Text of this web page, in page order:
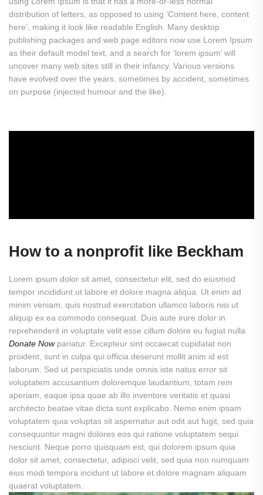
distribution of letters, as opposed to using ‘Content here, content
here’, making it look like readable English. Many desktop
publishing packages and web page editors now use Lorem Ipsum
as their default model text, and a search for ‘lorem ipsum’ will
uncover many web sites still in their infancy. Various versions
have evolved over the years, sometimes by accident, sometimes
on purpose (injected humour and the like).
How to a nonprofit like Beckham
Lorem ipsum dolor sit amet, consectetur elit, sed do eiusmod
tempor incididunt ut labore et dolore magna aliqua. Ut enim ad
minim veniam, quis nostrud exercitation ullamco laboris nisi ut
aliquip ex ea commodo consequat. Duis aute irure dolor in
reprehenderit in voluptate velit esse cillum dolore eu fugiat nulla
Donate Nowpariatur. Excepteur sint occaecat cupidatat non
proident, sunt in culpa qui officia deserunt mollit anim id est
laborum. Sed ut perspiciatis unde omnis iste natus error sit
voluptatem accusantium doloremque laudantium, totam rem
aperiam, eaque ipsa quae ab illo inventore veritatis et quasi
architecto beatae vitae dicta sunt explicabo. Nemo enim ipsam
voluptatem quia voluptas sit aspernatur aut odit aut fugit, sed quia
consequuntur magni dolores eos qui ratione voluptatem sequi
nesciunt. Neque porro quisquam est, qui dolorem ipsum quia
dolor sit amet, consectetur, adipisci velit, sed quia non numquam
eius modi tempora incidunt ut labore et dolore magnam aliquam
quaerat voluptatem.